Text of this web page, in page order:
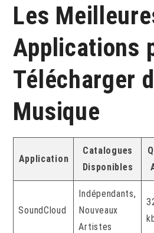
Les
Applications
Télécharger
Musique
Application
Catalogues
Disponibles
SoundCloud
Indépendants,
Nouveaux
Artistes